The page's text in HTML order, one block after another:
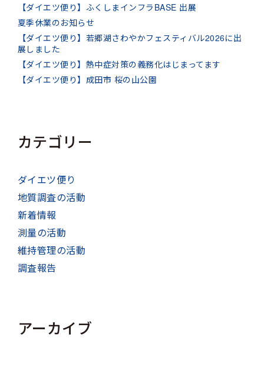
【ダイエツ便り】ふくしまインフラBASE 出展
夏季休業のお知らせ
【ダイエツ便り】若郷湖さわやかフェスティバル2026に出
展しました
【ダイエツ便り】熱中症対策の義務化はじまってます
【ダイエツ便り】成田市 桜の山公園
カテゴリー
ダイエツ便り
地質調査の活動
新着情報
測量の活動
維持管理の活動
調査報告
アーカイブ